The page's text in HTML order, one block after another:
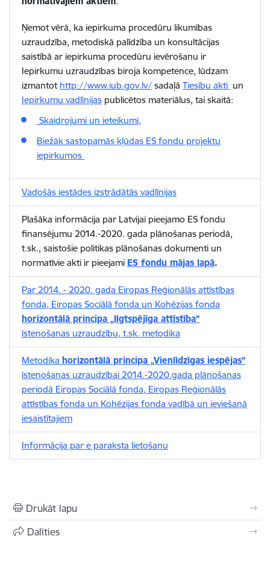
Ņemot vērā, ka iepirkuma procedūru likumības
uzraudzība, metodiskā palīdzība un konsultācijas
saistībā ar iepirkuma procedūru ievērošanu ir
Iepirkumu uzraudzības biroja kompetence, lūdzam
izmantot http://www.iub.gov.lv/ sadaļā Tiesību akti un
Iepirkumu vadlīnijas publicētos materiālus, tai skaitā:
Skaidrojumi un ieteikumi,
Biežāk sastopamās kļūdas ES fondu projektu
iepirkumos
Vadošās iestādes izstrādātās vadlīnijas
Plašāka informācija par Latvijai pieejamo ES fondu
finansējumu 2014.-2020. gada plānošanas periodā,
t.sk., saistošie politikas plānošanas dokumenti un
normatīvie akti ir pieejami ES fondu mājas lapā.
Par 2014. - 2020. gada Eiropas Reģionālās attīstības
fonda, Eiropas Sociālā fonda un Kohēzijas fonda
horizontālā principa „Ilgtspējīga attīstība”
īstenošanas uzraudzību, t.sk. metodika
Metodika horizontālā principa „Vienlīdzīgas iespējas”
īstenošanas uzraudzībai 2014.-2020.gada plānošanas
periodā Eiropas Sociālā fonda, Eiropas Reģionālās
attīstības fonda un Kohēzijas fonda vadībā un ieviešanā
iesaistītajiem
Informācija par e paraksta lietošanu
Drukāt lapu
Dalīties